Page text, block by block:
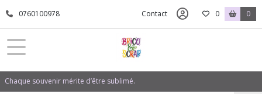
0760100978 Contact 0 0
Chaque souvenir mérite d’être sublimé.